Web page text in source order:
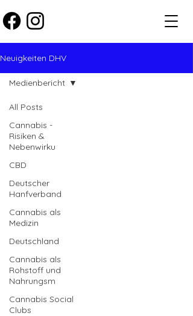
Neuigkeiten DHV
All Posts
Cannabis -
Risiken &
Nebenwirku
CBD
Deutscher
Hanfverband
Cannabis als
Medizin
Deutschland
Cannabis als
Rohstoff und
Nahrungsm
Cannabis Social
Clubs
Medienbericht